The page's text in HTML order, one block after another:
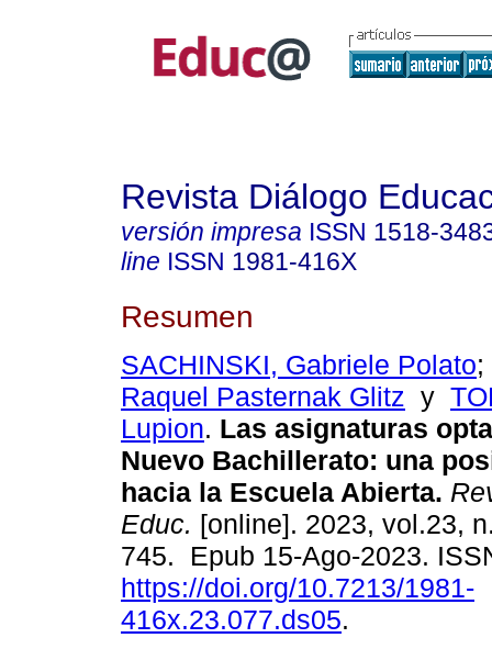
Revista Diálogo
versión impresa ISSN 1518-
line ISSN 1981-416X
Resumen
SACHINSKI, Gabriele Polato;
Raquel Pasternak Glitz y
Lupion. Las asignaturas
Nuevo Bachillerato: una
hacia la Escuela Abierta.
Educ. [online]. 2023, vol.23,
745. Epub 15-Ago-2023.
https://doi.org/10.7213/1981-
416x.23.077.ds05.